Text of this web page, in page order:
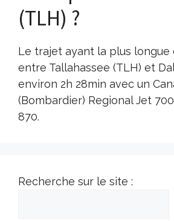
(TLH) ?
Le trajet ayant la plus longue
entre Tallahassee (TLH) et
environ 2h 28min avec un
(Bombardier) Regional Jet
870.
Recherche sur le site :